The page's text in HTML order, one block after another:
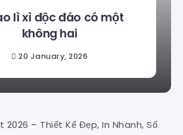
lì xì độc đáo có một
không hai
20 January, 2026